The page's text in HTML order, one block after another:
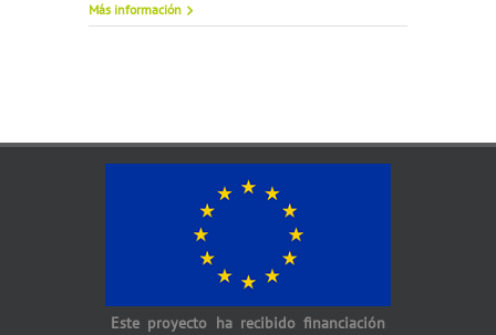
Más información
Este proyecto ha recibido financiación